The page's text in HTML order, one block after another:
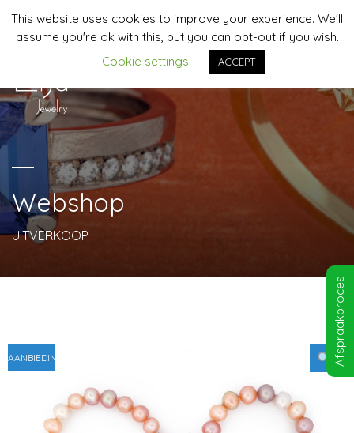
06-44958481 | info@lija-jewelry.nl
Webshop
UITVERKOOP
AANBIEDING!
This website uses cookies to improve your experience. We'll
assume you're ok with this, but you can opt-out if you wish.
Cookie settings
ACCEPT
Afspraakproces